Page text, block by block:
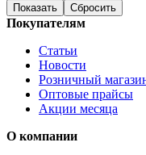
Показать Сбросить
Покупателям
Статьи
Новости
Розничный
Оптовые прайсы
Акции месяца
О компании